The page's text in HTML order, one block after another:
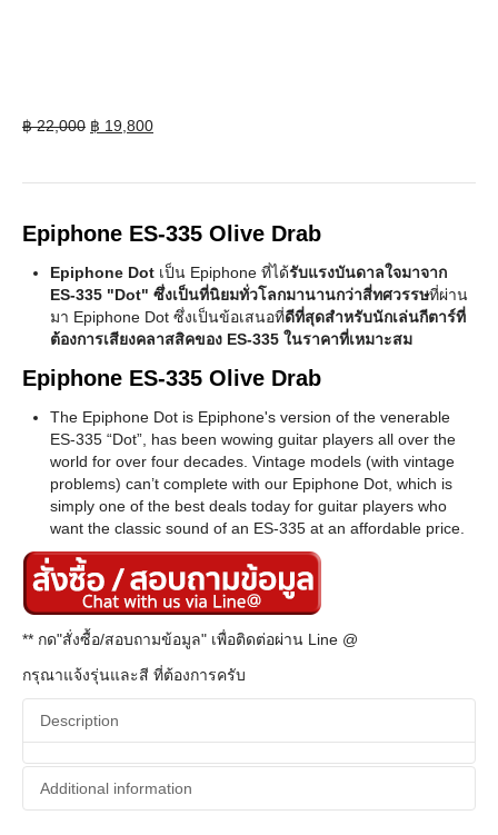
฿22,000 Original
฿ 19,800Current
Epiphone ES-335 Olive Drab
Epiphone Dot เป็น Epiphone ที่ได้รับแรงบันดาลใจมาจาก
ES-335 "Dot" ซึ่งเป็นที่นิยมทั่วโลกมานานกว่าสี่ทศวรรษที่ผ่าน
มา Epiphone Dot ซึ่งเป็นข้อเสนอที่ดีที่สุดสำหรับนักเล่นกีตาร์ที่
ต้องการเสียงคลาสสิคของ ES-335 ในราคาที่เหมาะสม
Epiphone ES-335 Olive Drab
The Epiphone Dot is Epiphone's version of the venerable
ES-335 “Dot”, has been wowing guitar players all over the
world for over four decades. Vintage models (with vintage
problems) can’t complete with our Epiphone Dot, which is
simply one of the best deals today for guitar players who
want the classic sound of an ES-335 at an affordable price.
** กด"สั่งซื้อ/สอบถามข้อมูล" เพื่อติดต่อผ่าน Line @
กรุณาแจ้งรุ่นและสี ที่ต้องการครับ
Description
Additional information